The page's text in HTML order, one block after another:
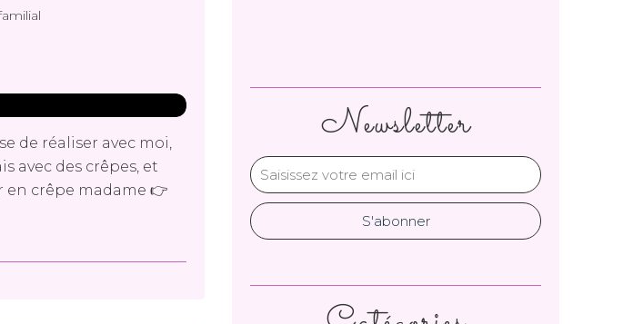
de réaliser avec moi,
avec des crêpes, et
en crêpe madame 👉
Newsletter